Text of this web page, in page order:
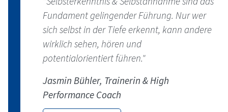
Fundament gelingender Führung. Nur wer
sich selbst in der Tiefe erkennt, kann andere
wirklich sehen, hören und
potentialorientiert führen."
Jasmin Bühler, Trainerin & High
Performance Coach